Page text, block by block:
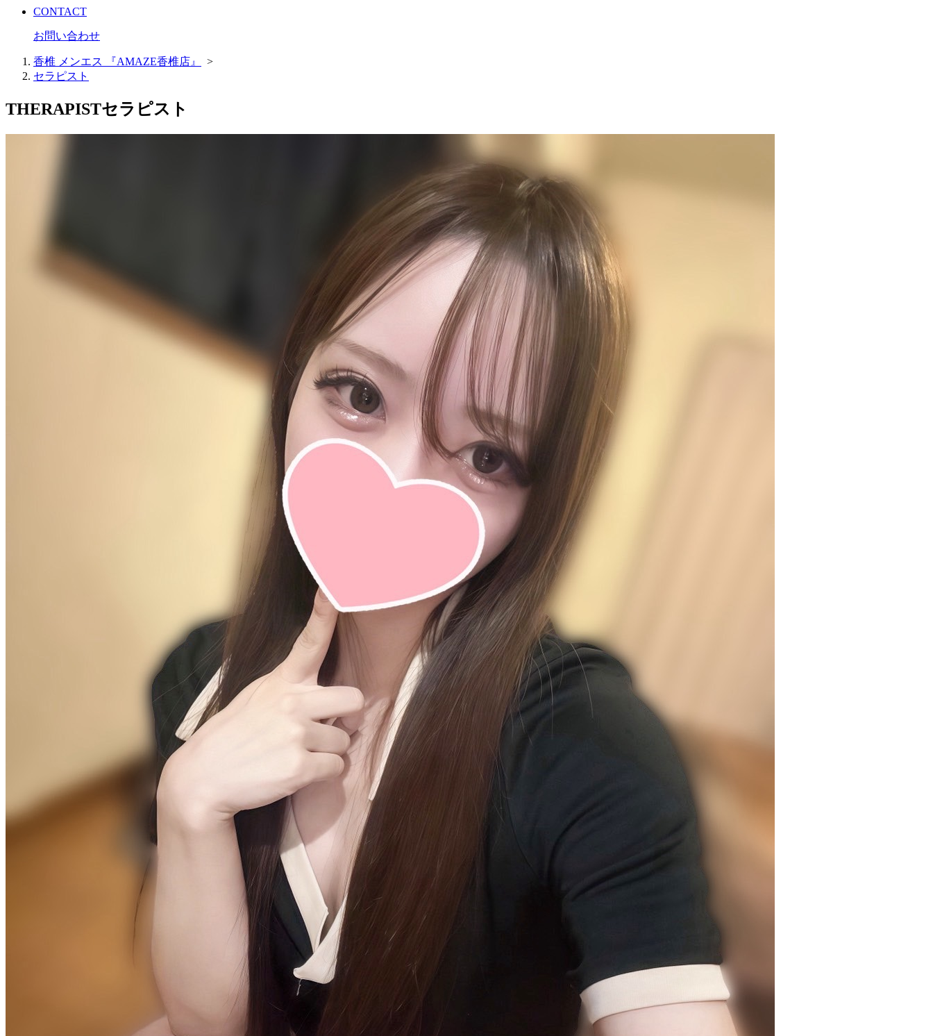
CONTACT
お問い合わせ
香椎 メンエス 『AMAZE香椎店』
>
セラピスト
THERAPISTセラピスト